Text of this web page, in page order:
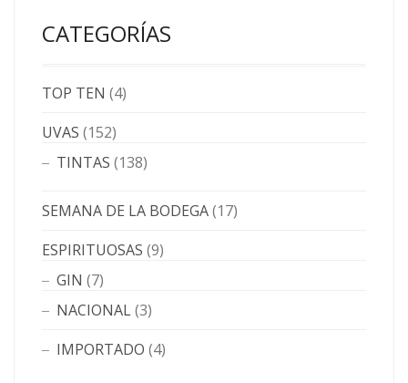
CATEGORÍAS
TOP TEN (4)
UVAS (152)
TINTAS (138)
SEMANA DE LA BODEGA(17)
ESPIRITUOSAS (9)
GIN (7)
NACIONAL(3)
IMPORTADO (4)